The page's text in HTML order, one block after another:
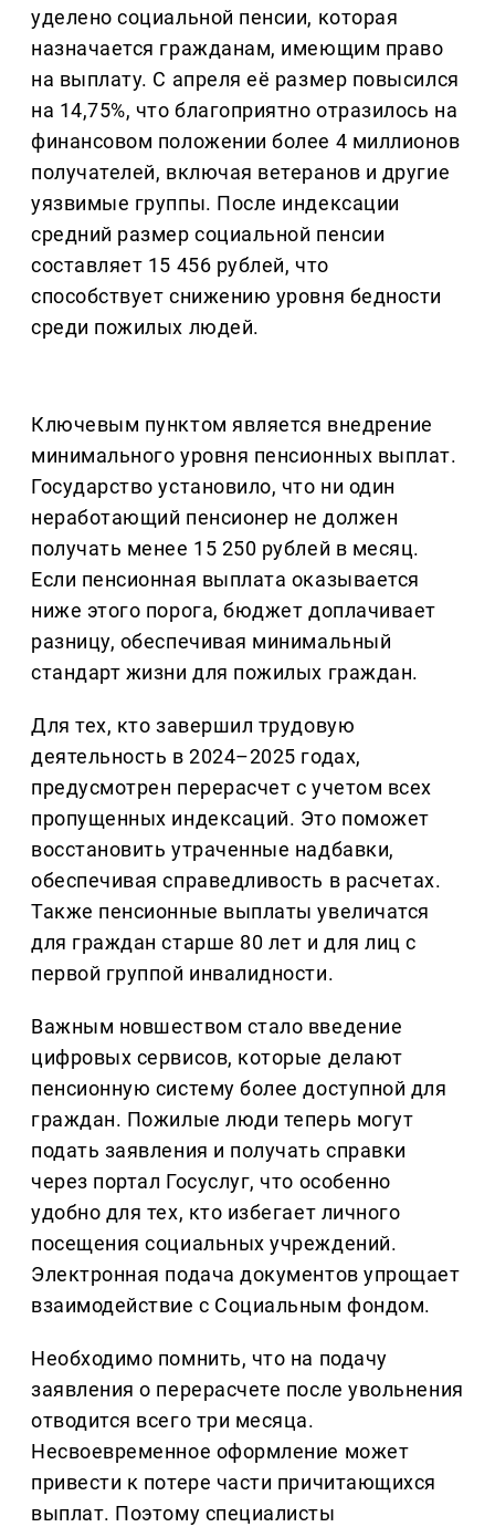
уделено социальной пенсии, которая
назначается гражданам, имеющим право
на выплату. С апреля её размер повысился
на 14,75%, что благоприятно отразилось на
финансовом положении более 4 миллионов
получателей, включая ветеранов и другие
уязвимые группы. После индексации
средний размер социальной пенсии
составляет 15 456 рублей, что
способствует снижению уровня бедности
среди пожилых людей.
Ключевым пунктом является внедрение
минимального уровня пенсионных выплат.
Государство установило, что ни один
неработающий пенсионер не должен
получать менее 15 250 рублей в месяц.
Если пенсионная выплата оказывается
ниже этого порога, бюджет доплачивает
разницу, обеспечивая минимальный
стандарт жизни для пожилых граждан.
Для тех, кто завершил трудовую
деятельность в 2024–2025 годах,
предусмотрен перерасчет с учетом всех
пропущенных индексаций. Это поможет
восстановить утраченные надбавки,
обеспечивая справедливость в расчетах.
Также пенсионные выплаты увеличатся
для граждан старше 80 лет и для лиц с
первой группой инвалидности.
Важным новшеством стало введение
цифровых сервисов, которые делают
пенсионную систему более доступной для
граждан. Пожилые люди теперь могут
подать заявления и получать справки
через портал Госуслуг, что особенно
удобно для тех, кто избегает личного
посещения социальных учреждений.
Электронная подача документов упрощает
взаимодействие с Социальным фондом.
Необходимо помнить, что на подачу
заявления о перерасчете после увольнения
отводится всего три месяца.
Несвоевременное оформление может
привести к потере части причитающихся
выплат. Поэтому специалисты